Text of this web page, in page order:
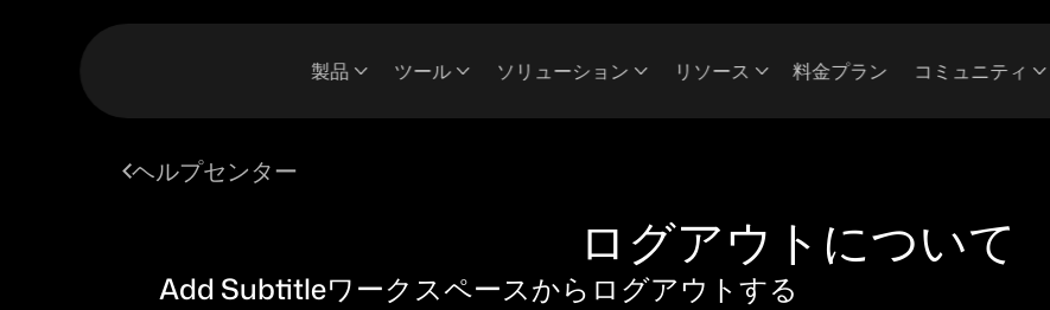
ヘルプセンター
ログアウトについて
Add Subtitleワークスペースからログアウトする
製品 ツール ソリューション リソース 料金プラン コミュニティ